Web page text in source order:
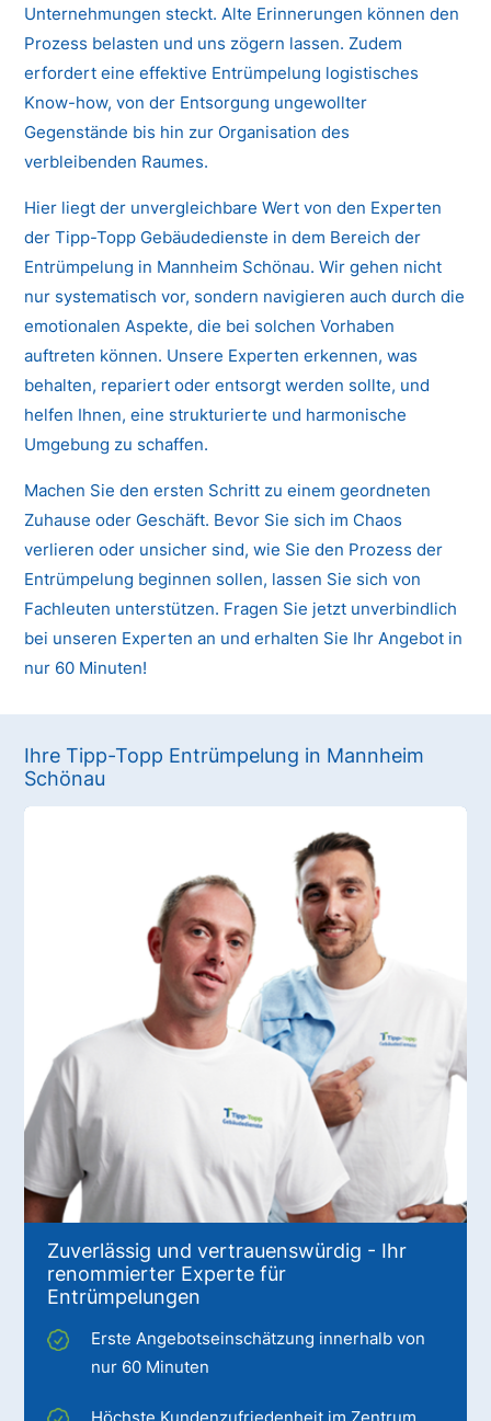
Unternehmungen steckt. Alte Erinnerungen können den
Prozess belasten und uns zögern lassen. Zudem
erfordert eine effektive Entrümpelung logistisches
Know-how, von der Entsorgung ungewollter
Gegenstände bis hin zur Organisation des
verbleibenden Raumes.
Hier liegt der unvergleichbare Wert von den Experten
der Tipp-Topp Gebäudedienste in dem Bereich der
Entrümpelung in Mannheim Schönau. Wir gehen nicht
nur systematisch vor, sondern navigieren auch durch die
emotionalen Aspekte, die bei solchen Vorhaben
auftreten können. Unsere Experten erkennen, was
behalten, repariert oder entsorgt werden sollte, und
helfen Ihnen, eine strukturierte und harmonische
Umgebung zu schaffen.
Machen Sie den ersten Schritt zu einem geordneten
Zuhause oder Geschäft. Bevor Sie sich im Chaos
verlieren oder unsicher sind, wie Sie den Prozess der
Entrümpelung beginnen sollen, lassen Sie sich von
Fachleuten unterstützen. Fragen Sie jetzt unverbindlich
bei unseren Experten an und erhalten Sie Ihr Angebot in
nur 60 Minuten!
Ihre Tipp-Topp Entrümpelung in Mannheim
Schönau
Zuverlässig und vertrauenswürdig - Ihr
renommierter Experte für
Entrümpelungen
Erste Angebotseinschätzung innerhalb von
nur 60 Minuten